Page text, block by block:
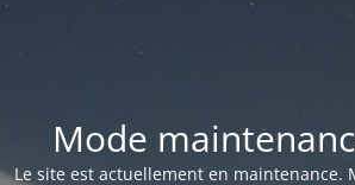
Mode
Le site est actuellement en maintenance.